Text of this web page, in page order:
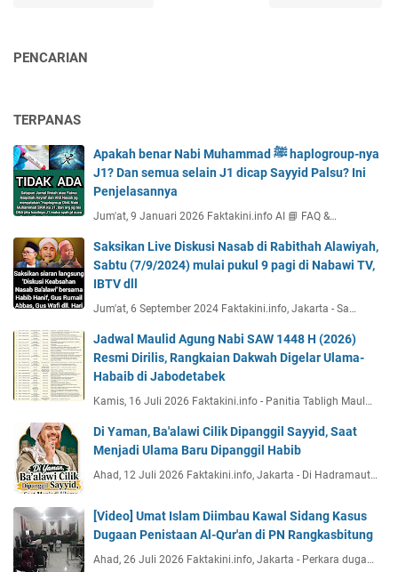
PENCARIAN
TERPANAS
Apakah benar Nabi Muhammad ﷺ haplogroup-nya
J1? Dan semua selain J1 dicap Sayyid Palsu? Ini
Penjelasannya
Jum'at, 9 Januari 2026 Faktakini.info AI 📘 FAQ &…
Saksikan Live Diskusi Nasab di Rabithah Alawiyah,
Sabtu (7/9/2024) mulai pukul 9 pagi di Nabawi TV,
IBTV dll
Jum'at, 6 September 2024 Faktakini.info, Jakarta - Sa…
Jadwal Maulid Agung Nabi SAW 1448 H (2026)
Resmi Dirilis, Rangkaian Dakwah Digelar Ulama-
Habaib di Jabodetabek
Kamis, 16 Juli 2026 Faktakini.info - Panitia Tabligh Maul…
Di Yaman, Ba'alawi Cilik Dipanggil Sayyid, Saat
Menjadi Ulama Baru Dipanggil Habib
Ahad, 12 Juli 2026 Faktakini.info, Jakarta - Di Hadramaut…
[Video] Umat Islam Diimbau Kawal Sidang Kasus
Dugaan Penistaan Al-Qur'an di PN Rangkasbitung
Ahad, 26 Juli 2026 Faktakini.info, Jakarta - Perkara duga…